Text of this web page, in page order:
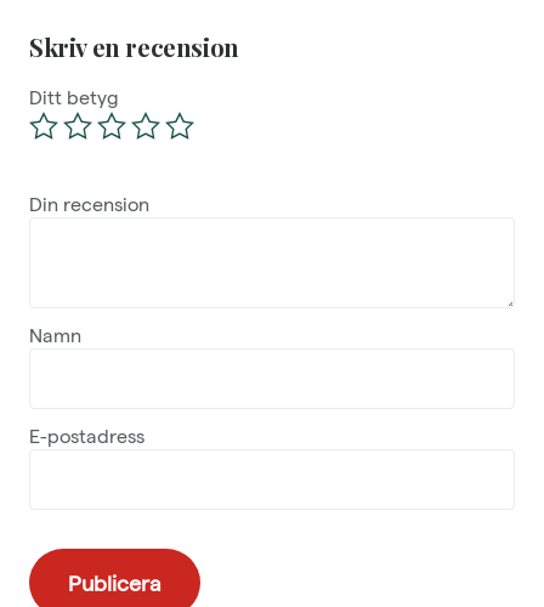
Skriv en recension
Ditt betyg
Din recension
Namn
E-postadress